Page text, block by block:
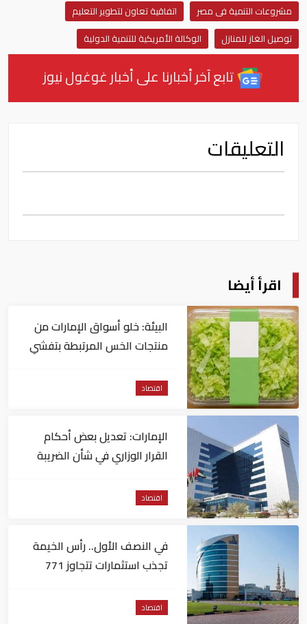
مشروعات التنمية فى مصر
اتفاقية تعاون لتطوير التعليم
توصيل الغاز للمنازل
الوكالة الأمريكية للتنمية الدولية
تابع آخر أخبارنا على أخبار غوغول نيوز
التعليقات
اقرأ أيضا
البيئة: خلو أسواق الإمارات من
منتجات الخس المرتبطة بتفشي
اقتصاد
الإمارات: تعديل بعض أحكام
القرار الوزاري في شأن الضريبة
اقتصاد
في النصف الأول.. رأس الخيمة
تجذب استثمارات تتجاوز 771
اقتصاد